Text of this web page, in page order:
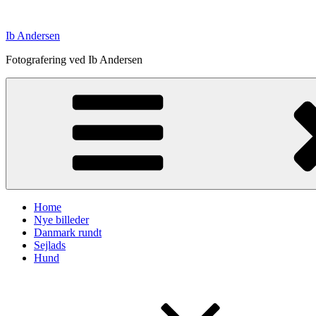
content
Ib Andersen
Fotografering ved Ib Andersen
Home
Nye billeder
Danmark rundt
Sejlads
Hund